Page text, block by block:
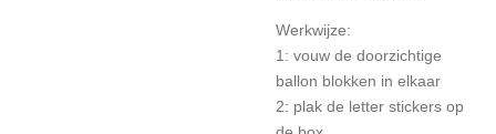
Werkwijze:
1: vouw de doorzichtige
ballon blokken in elkaar
2: plak de letter stickers op